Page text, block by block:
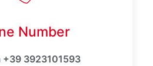
Number
+39 3923101593